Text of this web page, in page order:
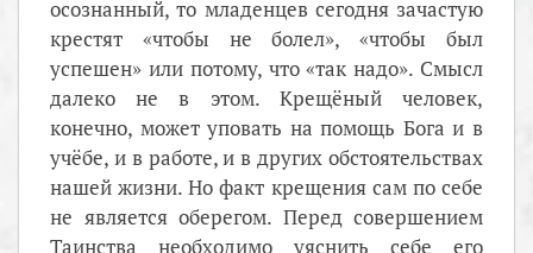
осознанный, то младенцев сегодня зачастую
крестят «чтобы не болел», «чтобы был
успешен» или потому, что «так надо». Смысл
далеко не в этом. Крещёный человек,
конечно, может уповать на помощь Бога и в
учёбе, и в работе, и в других обстоятельствах
нашей жизни. Но факт крещения сам по себе
не является оберегом. Перед совершением
Таинства необходимо уяснить себе его